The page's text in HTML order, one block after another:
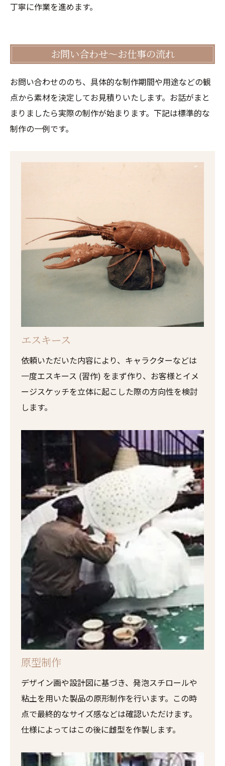
丁寧に作業を進めます。
お問い合わせ～お仕事の流れ
お問い合わせののち、具体的な制作期間や用途などの観
点から素材を決定してお見積りいたします。お話がまと
まりましたら実際の制作が始まります。下記は標準的な
制作の一例です。
エスキース
依頼いただいた内容により、キャラクターなどは
一度エスキース (習作) をまず作り、お客様とイメ
ージスケッチを立体に起こした際の方向性を検討
します。
原型制作
デザイン画や設計図に基づき、発泡スチロールや
粘土を用いた製品の原形制作を行います。この時
点で最終的なサイズ感などは確認いただけます。
仕様によってはこの後に雌型を作製します。